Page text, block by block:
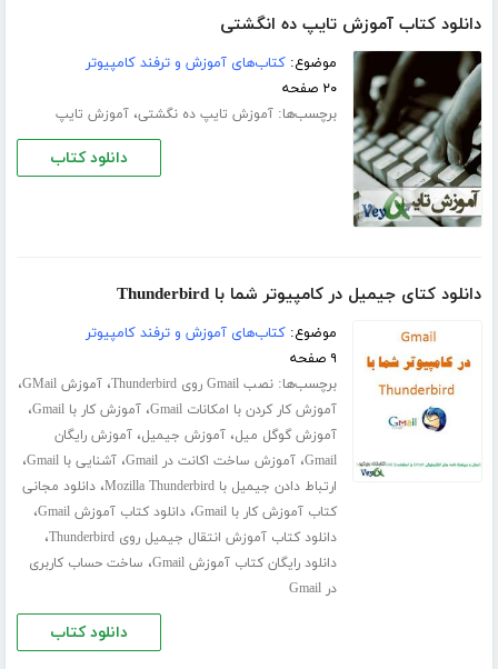
دانلود کتاب آموزش تایپ ده انگشتی
موضوع:کتاب‌های آموزش و ترفند کامپیوتر
۲۰ صفحه
برچسب‌ها:آموزش تایپ ده‌ نگشتی،آموزش تایپ
دانلود کتاب
دانلود کتای جیمیل در کامپیوتر شما با Thunderbird
موضوع:کتاب‌های آموزش و ترفند کامپیوتر
۹ صفحه
برچسب‌ها:نصب Gmail روی Thunderbird ،آموزش GMail ،
آموزش کار کردن با امکانات Gmail ،آموزش کار با Gmail ،
آموزش گوگل میل،آموزش جیمیل،آموزش رایگان
Gmail،آموزش ساخت اکانت در Gmail ،آشنایی با Gmail ،
ارتباط دادن جیمیل با Mozilla Thunderbird ،دانلود مجانی
کتاب آموزش کار با Gmail
،دانلود کتاب آموزش Gmail ،
دانلود کتاب آموزش انتقال جیمیل روی Thunderbird ،
دانلود رایگان کتاب آموزش Gmail ، ساخت حساب کاربری
در Gmail
دانلود کتاب